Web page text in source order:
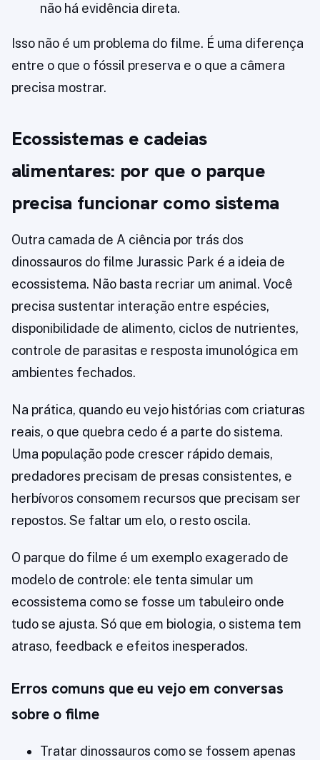
não há evidência direta.
Isso não é um problema do filme. É uma diferença
entre o que o fóssil preserva e o que a câmera
precisa mostrar.
Ecossistemas e cadeias
alimentares: por que o parque
precisa funcionar como sistema
Outra camada de A ciência por trás dos
dinossauros do filme Jurassic Park é a ideia de
ecossistema. Não basta recriar um animal. Você
precisa sustentar interação entre espécies,
disponibilidade de alimento, ciclos de nutrientes,
controle de parasitas e resposta imunológica em
ambientes fechados.
Na prática, quando eu vejo histórias com criaturas
reais, o que quebra cedo é a parte do sistema.
Uma população pode crescer rápido demais,
predadores precisam de presas consistentes, e
herbívoros consomem recursos que precisam ser
repostos. Se faltar um elo, o resto oscila.
O parque do filme é um exemplo exagerado de
modelo de controle: ele tenta simular um
ecossistema como se fosse um tabuleiro onde
tudo se ajusta. Só que em biologia, o sistema tem
atraso, feedback e efeitos inesperados.
Erros comuns que eu vejo em conversas
sobre o filme
Tratar dinossauros como se fossem apenas